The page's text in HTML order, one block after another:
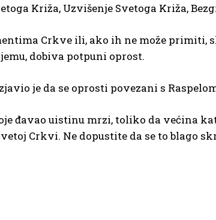
Križa, Uzvišenje Svetoga Križa,
Crkve ili, ako ih ne može primiti,
dobiva potpuni oprost.
je da se oprosti povezani s
đavao uistinu mrzi, toliko da većina
Crkvi. Ne dopustite da se to blago